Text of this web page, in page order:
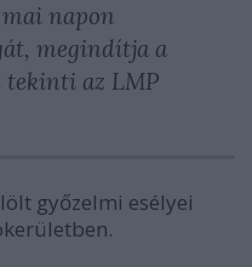
napon
megindítja a
tekinti az LMP
győzelmi esélyei